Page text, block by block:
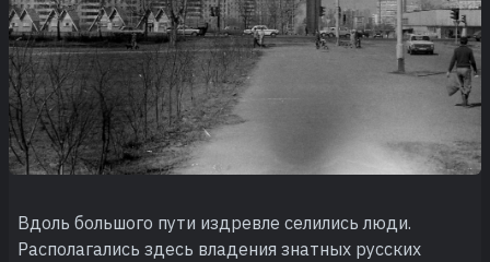
Вдоль большого пути издревле селились люди.
Располагались здесь владения знатных русских